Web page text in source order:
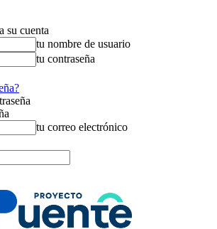
su cuenta
tu nombre de usuario
tu contraseña
tu correo electrónico